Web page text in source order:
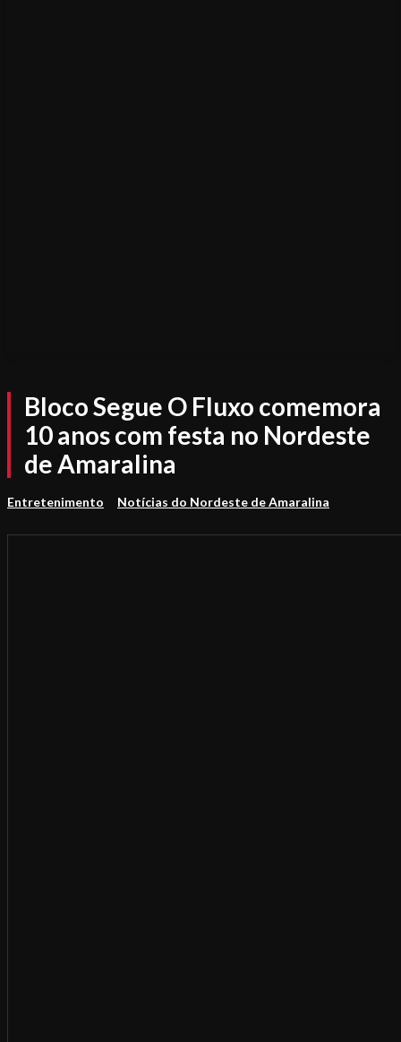
Bloco Segue O Fluxo comemora
10 anos com festa no Nordeste
de Amaralina
Entretenimento Notícias do Nordeste de Amaralina